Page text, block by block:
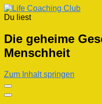
Du liest
Die geheime
Menschheit
Zum Inhalt springen